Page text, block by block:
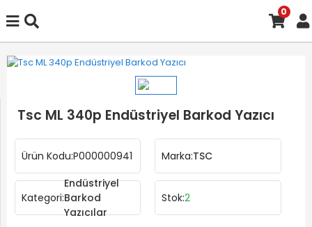
0
Tsc ML 340p Endüstriyel Barkod Yazıcı
Ürün Kodu:P000000941 Marka:TSC
Kategori:
Endüstriyel
Barkod
Yazıcılar
Stok:2